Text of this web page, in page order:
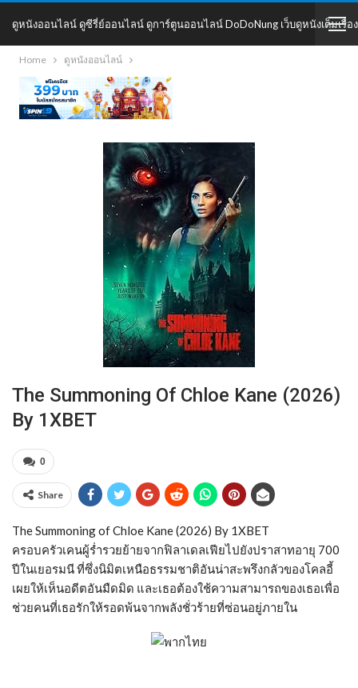
ดูหนังออนไลน์ ดูซีรี่ย์ออนไลน์ ดูการ์ตูนออนไลน์ DoDoNung เว็บดูหนังเต็มเรื่อง
DoDoNung
Home ดูหนังออนไลน์
The Summoning Of Chloe Kane (2026)
By 1XBET
0
Share
The Summoning of Chloe Kane (2026) By 1XBET
ครอบครัวเคนผู้ร่ำรวยย้ายจากฟิลาเดลเฟียไปยังปราสาทอายุ 700
ปีในเยอรมนี ที่ซึ่งนิมิตเหนือธรรมชาติอันน่าสะพรึงกลัวของโคลอี้
เผยให้เห็นอดีตอันมืดมิด และเธอต้องใช้ความสามารถของเธอเพื่อ
ช่วยคนที่เธอรักให้รอดพ้นจากพลังชั่วร้ายที่ซ่อนอยู่ภายใน